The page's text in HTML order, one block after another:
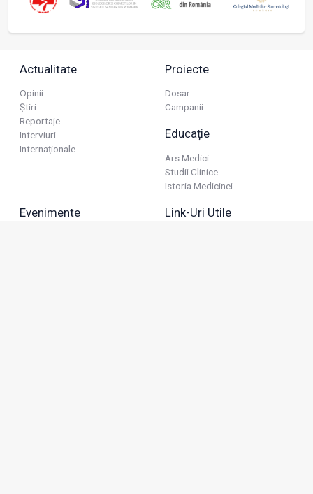
Actualitate
Opinii
Știri
Reportaje
Interviuri
Internaționale
Proiecte
Dosar
Campanii
Educație
Ars Medici
Studii Clinice
Istoria Medicinei
Evenimente Link-Uri Utile